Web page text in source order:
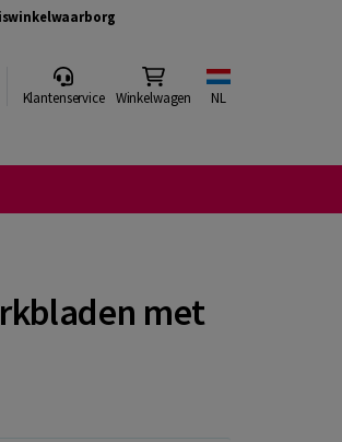
Klantenservice Winkelwagen NL
met